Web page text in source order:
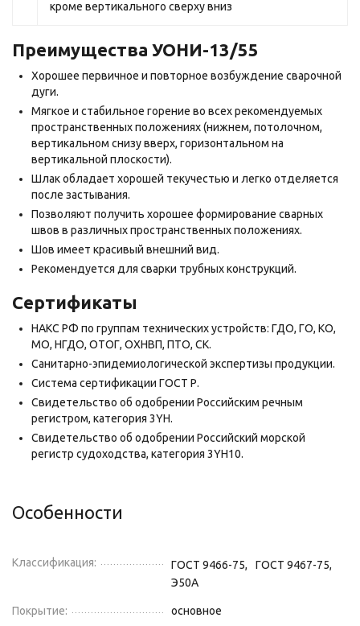
кроме вертикального сверху вниз
Преимущества УОНИ-13/55
Хорошее первичное и повторное возбуждение сварочной
дуги.
Мягкое и стабильное горение во всех рекомендуемых
пространственных положениях (нижнем, потолочном,
вертикальном снизу вверх, горизонтальном на
вертикальной плоскости).
Шлак обладает хорошей текучестью и легко отделяется
после застывания.
Позволяют получить хорошее формирование сварных
швов в различных пространственных положениях.
Шов имеет красивый внешний вид.
Рекомендуется для сварки трубных конструкций.
Сертификаты
НАКС РФ по группам технических устройств: ГДО, ГО, КО,
МО, НГДО, ОТОГ, ОХНВП, ПТО, СК.
Санитарно-эпидемиологической экспертизы продукции.
Система сертификации ГОСТ Р.
Свидетельство об одобрении Российским речным
регистром, категория 3YH.
Свидетельство об одобрении Российский морской
регистр судоходства, категория 3YH10.
Особенности
Классификация: ГОСТ 9466-75,
ГОСТ 9467-75,
Э50А
Покрытие: основное